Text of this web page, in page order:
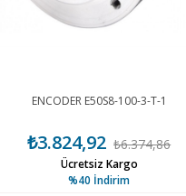
ENCODER E50S8-100-3-T-1
₺3.824,92 ₺6.374,86
%40 İndirim
Ücretsiz Kargo